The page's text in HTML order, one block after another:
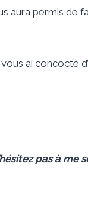
aura permis de
ai concocté
pas à me